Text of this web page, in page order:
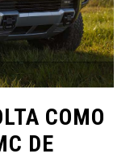
COMO
DE